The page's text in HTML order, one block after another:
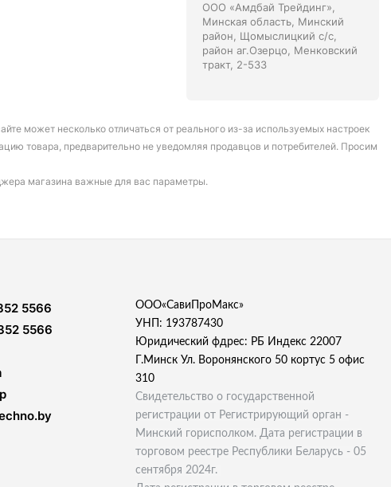
ООО «Амдбай Трейдинг»,
Минская область, Минский
район, Щомыслицкий с/с,
район аг.Озерцо, Менковский
тракт, 2-533
может несколько отличаться от реального из-за используемых настроек
товара, предварительно не уведомляя продавцов и потребителей. Просим
магазина важные для вас параметры.
5566
5566
ООО«СавиПроМакс»
УНП: 193787430
Юридический фдрес: РБ Индекс 22007
Г.Минск Ул. Воронянского 50 кортус 5 офис
310
Свидетельство о государственной
регистрации от Регистрирующий орган -
Минский горисполком. Дата регистрации в
торговом реестре Республики Беларусь - 05
сентября 2024г.